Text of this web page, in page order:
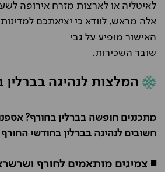
לאיטליה או לארצות מזרח אירופה
אלה מראש, לוודא כי יציאתכם
האישור מופיע על גבי
שובר השכירות.
המלצות לנהיגה בברלין
מתכננים חופשה בברלין בחורף?
חשובים לנהיגה בברלין בחודשי החורף
◾ צמיגים מותאמים לחורף